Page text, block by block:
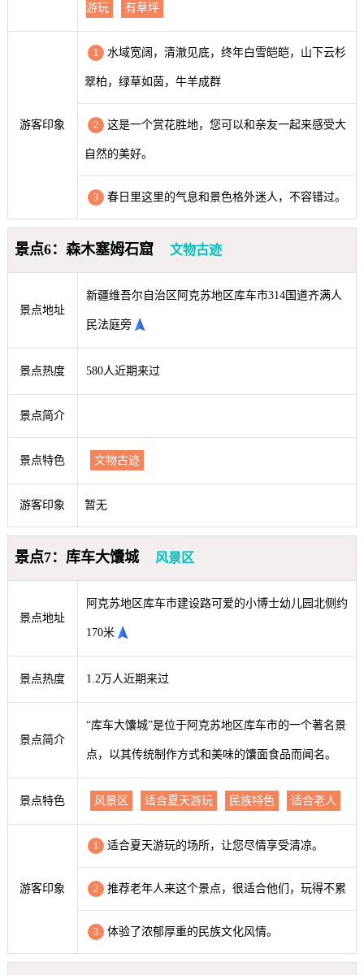
游玩 有草坪
游客印象
1 水域宽阔，清澈见底，终年白雪皑皑，山下云杉
翠柏，绿草如茵，牛羊成群
2 这是一个赏花胜地，您可以和亲友一起来感受大
自然的美好。
3 春日里这里的气息和景色格外迷人，不容错过。
景点6：森木塞姆石窟 文物古迹
景点地址
新疆维吾尔自治区阿克苏地区库车市314国道齐满人
民法庭旁
景点热度 580人近期来过
景点简介
景点特色 文物古迹
游客印象 暂无
景点7：库车大馕城 风景区
景点地址
阿克苏地区库车市建设路可爱的小博士幼儿园北侧约
170米
景点热度 1.2万人近期来过
景点简介
“库车大馕城”是位于阿克苏地区库车市的一个著名景
点，以其传统制作方式和美味的馕面食品而闻名。
景点特色 风景区 适合夏天游玩 民族特色 适合老人
游客印象
1 适合夏天游玩的场所，让您尽情享受清凉。
2 推荐老年人来这个景点，很适合他们，玩得不累
3 体验了浓郁厚重的民族文化风情。